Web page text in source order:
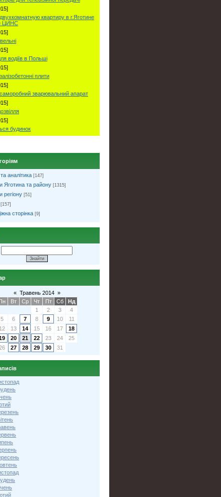
квартиру в г.Яготине
ЦИНС
водіїв в Польші
плити
зварювальний апарат
будинок
аналітика [147]
Яготина та району [1315]
регіону [51]
[157]
сторінка [9]
« Травень 2014 »
Вт Ср Чт Пт Сб
Нд
1
2 3
4
5
6 7 8 9 10
11
12
13 14 15 16 17
18
20 21 22 23 24
25
27 28 29 30 31